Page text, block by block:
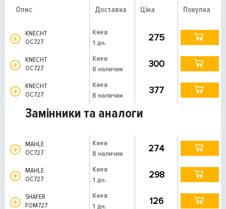
Опис Доставка Ціна Покупка
KNECHT
OC727
Киев
1 дн.
275
KNECHT
OC727
Киев
В наличии
300
KNECHT
OC727
Киев
В наличии
377
Замінники та аналоги
MAHLE
OC727
Киев
В наличии
274
MAHLE
OC727
Киев
1 дн.
298
SHAFER
FOM727
Киев
1 дн.
126